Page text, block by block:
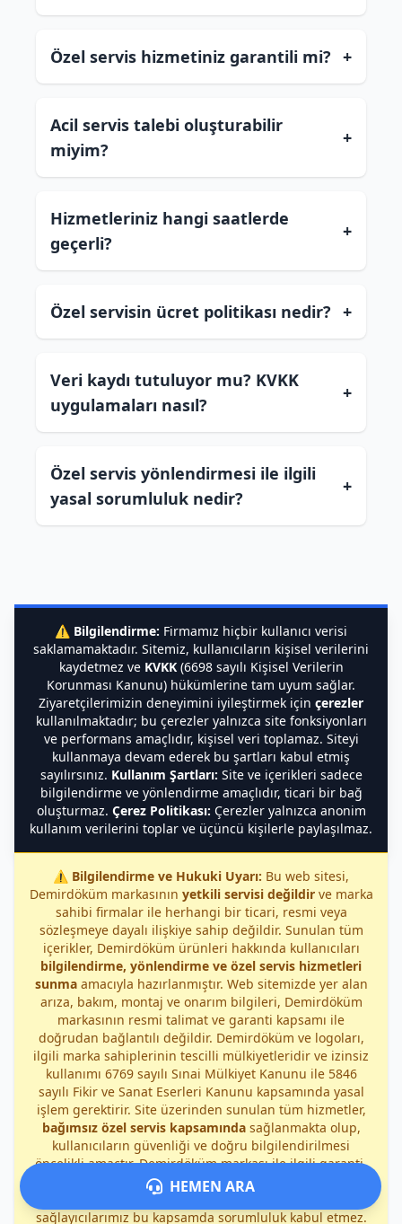
Özel servis hizmetiniz garantili mi? +
Acil servis talebi oluşturabilir
miyim?
+
Hizmetleriniz hangi saatlerde
geçerli?
+
Özel servisin ücret politikası nedir? +
Veri kaydı tutuluyor mu? KVKK
uygulamaları nasıl?
+
Özel servis yönlendirmesi ile ilgili
yasal sorumluluk nedir?
+
⚠️ Bilgilendirme: Firmamız hiçbir kullanıcı verisi
saklamamaktadır. Sitemiz, kullanıcıların kişisel verilerini
kaydetmez ve KVKK(6698 sayılı Kişisel Verilerin
Korunması Kanunu) hükümlerine tam uyum sağlar.
Ziyaretçilerimizin deneyimini iyileştirmek için çerezler
kullanılmaktadır; bu çerezler yalnızca site fonksiyonları
ve performans amaçlıdır, kişisel veri toplamaz. Siteyi
kullanmaya devam ederek bu şartları kabul etmiş
sayılırsınız. Kullanım Şartları: Site ve içerikleri sadece
bilgilendirme ve yönlendirme amaçlıdır, ticari bir bağ
oluşturmaz. Çerez Politikası: Çerezler yalnızca anonim
kullanım verilerini toplar ve üçüncü kişilerle paylaşılmaz.
⚠️ Bilgilendirme ve Hukuki Uyarı: Bu web sitesi,
Demirdöküm markasının yetkili servisi değildirve marka
sahibi firmalar ile herhangi bir ticari, resmi veya
sözleşmeye dayalı ilişkiye sahip değildir. Sunulan tüm
içerikler, Demirdöküm ürünleri hakkında kullanıcıları
bilgilendirme, yönlendirme ve özel servis hizmetleri
sunmaamacıyla hazırlanmıştır. Web sitemizde yer alan
arıza, bakım, montaj ve onarım bilgileri, Demirdöküm
markasının resmi talimat ve garanti kapsamı ile
doğrudan bağlantılı değildir. Demirdöküm ve logoları,
ilgili marka sahiplerinin tescilli mülkiyetleridir ve izinsiz
kullanımı 6769 sayılı Sınai Mülkiyet Kanunu ile 5846
sayılı Fikir ve Sanat Eserleri Kanunu kapsamında yasal
işlem gerektirir. Site üzerinden sunulan tüm hizmetler,
bağımsız özel servis kapsamındasağlanmakta olup,
kullanıcıların güvenliği ve doğru bilgilendirilmesi
öncelikli amaçtır. Demirdöküm markası ile ilgili garanti,
yetkili servis ve yasal sorumluluklar yalnızca marka
sahibi firmalara aittir; sitemiz veya hizmet
sağlayıcılarımız bu kapsamda sorumluluk kabul etmez.
HEMEN ARA